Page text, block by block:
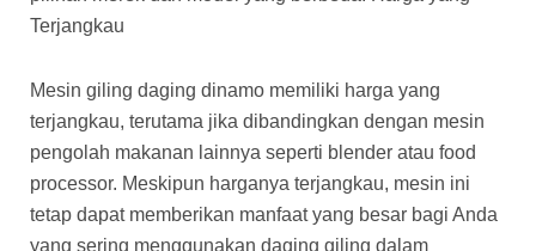
Terjangkau
Mesin giling daging dinamo memiliki harga yang
terjangkau, terutama jika dibandingkan dengan mesin
pengolah makanan lainnya seperti blender atau food
processor. Meskipun harganya terjangkau, mesin ini
tetap dapat memberikan manfaat yang besar bagi Anda
yang sering menggunakan daging giling dalam